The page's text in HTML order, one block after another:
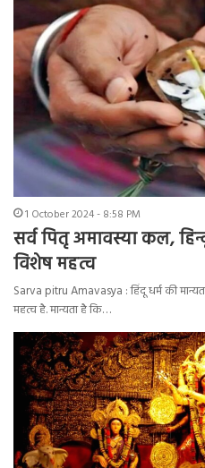
1 October 2024 - 8:58 PM
सर्व पितृ अमावस्या कल,
विशेष महत्व
Sarva pitru Amavasya : हिंदू धर्म की
महत्व है. मान्यता है कि…